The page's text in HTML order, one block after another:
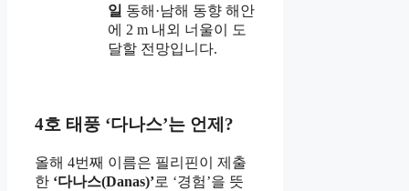
일 동해·남해 동향 해안
에 2 m 내외 너울이 도
달할 전망입니다.
4호 태풍 ‘다나스’는 언제?
올해 4번째 이름은 필리핀이 제출
한 ‘다나스(Danas)’로 ‘경험’을 뜻